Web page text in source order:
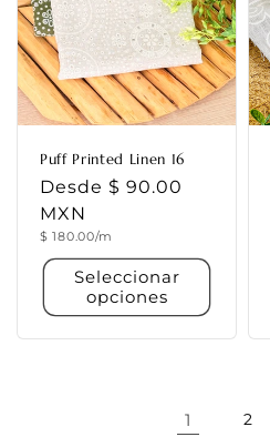
Puff Printed Linen 16
Precio
habitual
Desde $ 90.00
MXN
Precio
$ 180.00/m
Seleccionar
opciones
1 2